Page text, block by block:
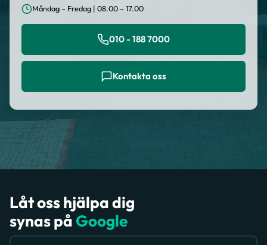
Måndag – Fredag | 08.00 – 17.00
010 - 188 7000
Kontakta oss
Låt oss hjälpa dig
synas på Google